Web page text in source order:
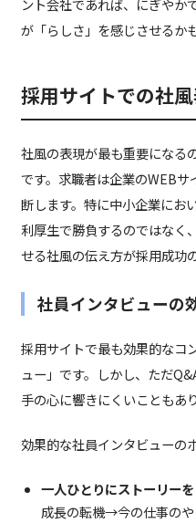
ント会社であれば、にぎやか
が「らしさ」を感じさせるか
採用サイトでの社
社風の表現が最も重要になる
です。求職者は企業のWEB
断します。特に中小企業にお
利厚生で勝負するのではなく
せる社風の伝え方が採用成功
社員インタビューの
採用サイトで最も効果的なコ
ュー」です。しかし、ただ
手の心に響きにくいこともあ
効果的な社員インタビューの
一人ひとりにストーリーを
成長の転機→今の仕事の